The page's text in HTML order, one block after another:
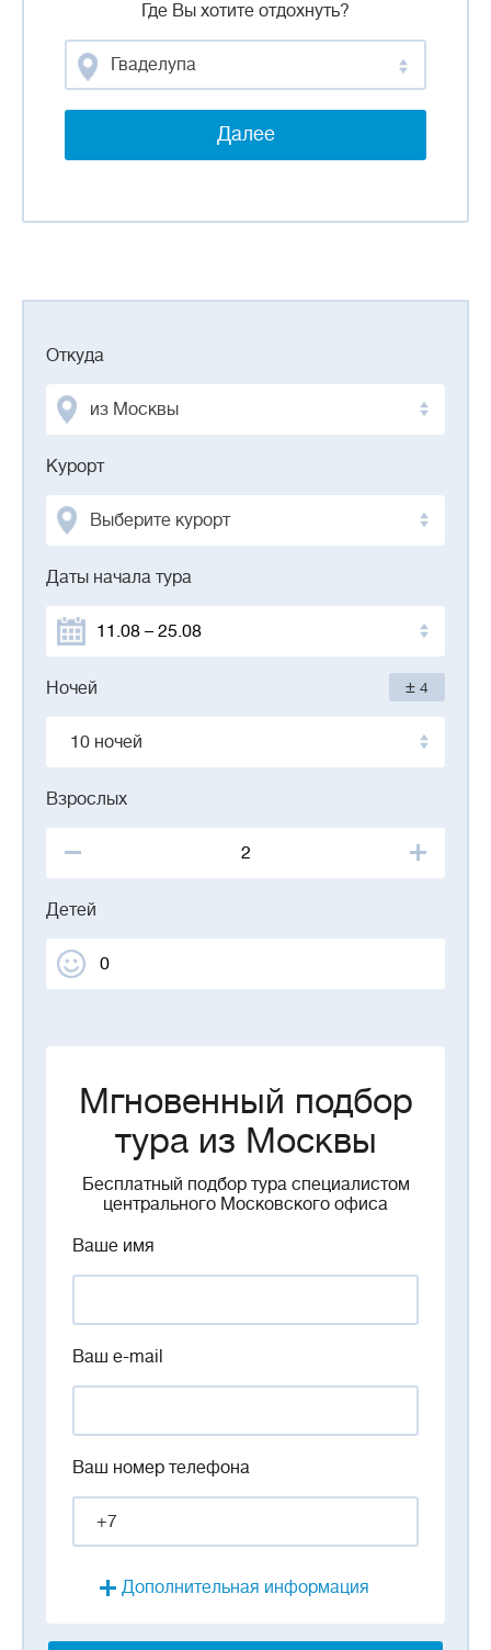
Где Вы хотите отдохнуть?
Гваделупа
Далее
Откуда
из Москвы
Курорт
Выберите курорт
Даты начала тура
Ночей ± 4
10 ночей
Взрослых
Детей
Мгновенный подбор
тура из Москвы
Бесплатный подбор тура специалистом
центрального Московского офиса
Ваше имя
Ваш e-mail
Ваш номер телефона
Дополнительная информация